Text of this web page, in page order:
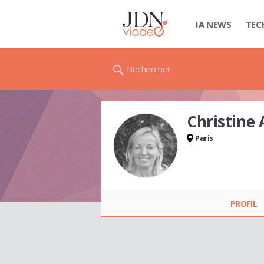
IA NEWS
Rechercher
ALEXANDRE
Christine
Paris
PROFIL